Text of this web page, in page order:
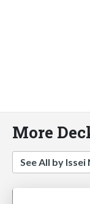
More
See All by Issei